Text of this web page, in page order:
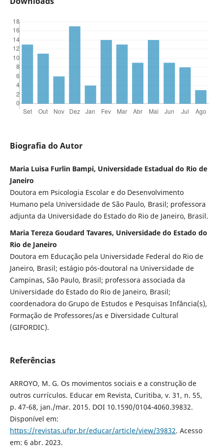
Biografia do Autor
Maria Luisa Furlin Bampi, Universidade Estadual do Rio de
Janeiro
Doutora em Psicologia Escolar e do Desenvolvimento
Humano pela Universidade de São Paulo, Brasil; professora
adjunta da Universidade do Estado do Rio de Janeiro, Brasil.
Maria Tereza Goudard Tavares, Universidade do Estado do
Rio de Janeiro
Doutora em Educação pela Universidade Federal do Rio de
Janeiro, Brasil; estágio pós-doutoral na Universidade de
Campinas, São Paulo, Brasil; professora associada da
Universidade do Estado do Rio de Janeiro, Brasil;
coordenadora do Grupo de Estudos e Pesquisas Infância(s),
Formação de Professores/as e Diversidade Cultural
(GIFORDIC).
Referências
ARROYO, M. G. Os movimentos sociais e a construção de
outros currículos. Educar em Revista, Curitiba, v. 31, n. 55,
p. 47-68, jan./mar. 2015. DOI 10.1590/0104-4060.39832.
Disponível em:
https://revistas.ufpr.br/educar/article/view/39832. Acesso
em: 6 abr. 2023.